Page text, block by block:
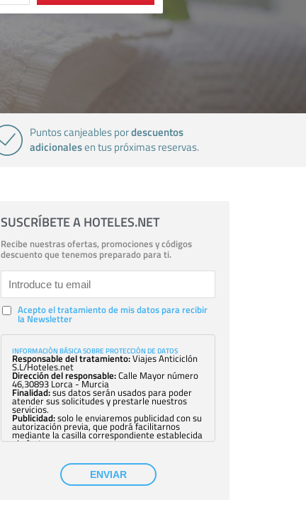
Puntos canjeables pordescuentos
adicionalesen tus próximas reservas.
SUSCRÍBETE A HOTELES.NET
Recibe nuestras ofertas, promociones y códigos
descuento que tenemos preparado para ti.
Acepto el tratamiento de mis datos para recibir
la Newsletter
INFORMACIÓN BÁSICA SOBRE PROTECCIÓN DE DATOS
Responsable del tratamiento:Viajes Anticiclón
S.L/Hoteles.net
Dirección del responsable:Calle Mayor número
46,30893 Lorca - Murcia
Finalidad:sus datos serán usados para poder
atender sus solicitudes y prestarle nuestros
servicios.
Publicidad:solo le enviaremos publicidad con su
autorización previa, que podrá facilitarnos
mediante la casilla correspondiente establecida
al efecto.
con su consentimiento previo, que podrá
facilitarnos mediante la casilla correspondiente
establecida al efecto.
Destinatarios:con carácter general, sólo el
ENVIAR